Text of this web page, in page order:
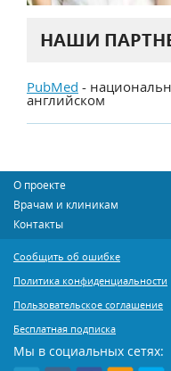
НАШИ
PubMed -
английском
О проекте
Врачам и клиникам
Контакты
Сообщить об ошибке
Политика конфиденциальности
Пользовательское соглашение
Бесплатная подписка
Мы в социальных сетях: